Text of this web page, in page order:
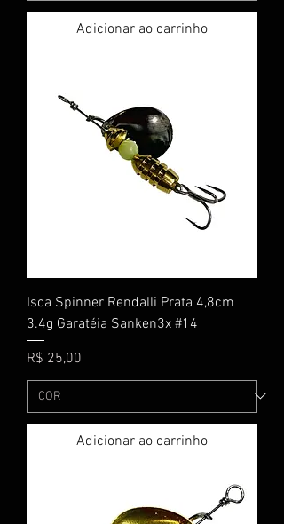
Adicionar ao carrinho
Isca Spinner Rendalli Prata 4,8cm
3.4g Garatéia Sanken3x #14
Preço
R$ 25,00
Adicionar ao carrinho